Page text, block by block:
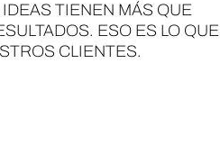
TIENEN MÁS QUE
ESO ES LO QUE
CLIENTES.